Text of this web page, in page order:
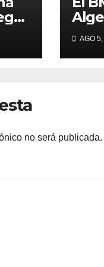
en
con
AGO
no será publicada.